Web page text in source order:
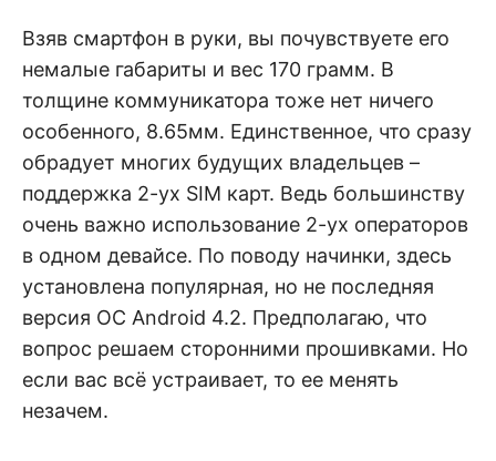
Взяв смартфон в руки, вы почувствуете его
немалые габариты и вес 170 грамм. В
толщине коммуникатора тоже нет ничего
особенного, 8.65мм. Единственное, что сразу
обрадует многих будущих владельцев –
поддержка 2-ух SIM карт. Ведь большинству
очень важно использование 2-ух операторов
в одном девайсе. По поводу начинки, здесь
установлена популярная, но не последняя
версия ОС Android 4.2. Предполагаю, что
вопрос решаем сторонними прошивками. Но
если вас всё устраивает, то ее менять
незачем.